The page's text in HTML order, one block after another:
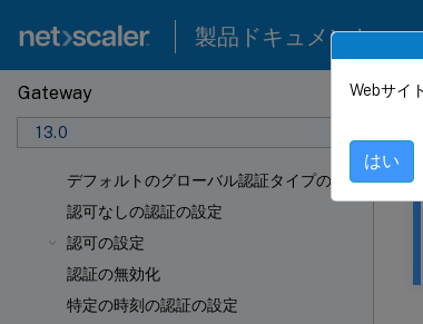
製品ドキュメント
Gateway
13.0
デフォルトのグローバル認証タイプの設定
認可なしの認証の設定
認可の設定
認証の無効化
特定の時刻の認証の設定
Webサイ
はい